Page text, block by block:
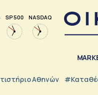
SP 500 NASDAQ
Αθηνών